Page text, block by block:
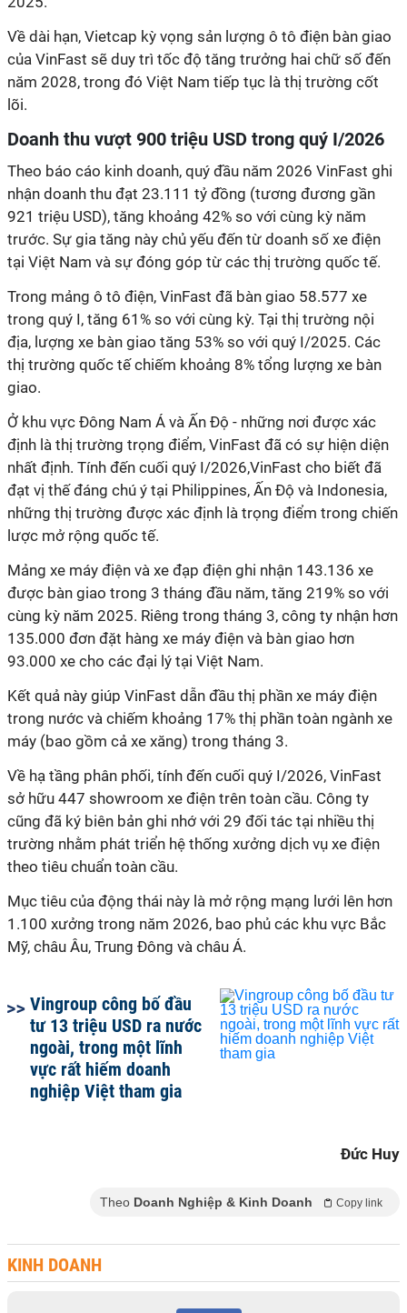
Về dài hạn, Vietcap kỳ vọng sản lượng ô tô điện bàn giao
của VinFast sẽ duy trì tốc độ tăng trưởng hai chữ số đến
năm 2028, trong đó Việt Nam tiếp tục là thị trường cốt
lõi.
Doanh thu vượt 900 triệu USD trong quý I/2026
Theo báo cáo kinh doanh, quý đầu năm 2026 VinFast ghi
nhận doanh thu đạt 23.111 tỷ đồng (tương đương gần
921 triệu USD), tăng khoảng 42% so với cùng kỳ năm
trước. Sự gia tăng này chủ yếu đến từ doanh số xe điện
tại Việt Nam và sự đóng góp từ các thị trường quốc tế.
Trong mảng ô tô điện, VinFast đã bàn giao 58.577 xe
trong quý I, tăng 61% so với cùng kỳ. Tại thị trường nội
địa, lượng xe bàn giao tăng 53% so với quý I/2025. Các
thị trường quốc tế chiếm khoảng 8% tổng lượng xe bàn
giao.
Ở khu vực Đông Nam Á và Ấn Độ - những nơi được xác
định là thị trường trọng điểm, VinFast đã có sự hiện diện
nhất định. Tính đến cuối quý I/2026,VinFast cho biết đã
đạt vị thế đáng chú ý tại Philippines, Ấn Độ và Indonesia,
những thị trường được xác định là trọng điểm trong chiến
lược mở rộng quốc tế.
Mảng xe máy điện và xe đạp điện ghi nhận 143.136 xe
được bàn giao trong 3 tháng đầu năm, tăng 219% so với
cùng kỳ năm 2025. Riêng trong tháng 3, công ty nhận hơn
135.000 đơn đặt hàng xe máy điện và bàn giao hơn
93.000 xe cho các đại lý tại Việt Nam.
Kết quả này giúp VinFast dẫn đầu thị phần xe máy điện
trong nước và chiếm khoảng 17% thị phần toàn ngành xe
máy (bao gồm cả xe xăng) trong tháng 3.
Về hạ tầng phân phối, tính đến cuối quý I/2026, VinFast
sở hữu 447 showroom xe điện trên toàn cầu. Công ty
cũng đã ký biên bản ghi nhớ với 29 đối tác tại nhiều thị
trường nhằm phát triển hệ thống xưởng dịch vụ xe điện
theo tiêu chuẩn toàn cầu.
Mục tiêu của động thái này là mở rộng mạng lưới lên hơn
1.100 xưởng trong năm 2026, bao phủ các khu vực Bắc
Mỹ, châu Âu, Trung Đông và châu Á.
Vingroup công bố đầu
tư 13 triệu USD ra nước
ngoài, trong một lĩnh
vực rất hiếm doanh
nghiệp Việt tham gia
Đức Huy
Theo Doanh Nghiệp & Kinh Doanh Copy link
KINH DOANH